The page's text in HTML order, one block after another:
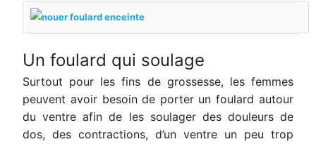
Un foulard qui soulage
Surtout pour les fins de grossesse, les femmes
peuvent avoir besoin de porter un foulard autour
du ventre afin de les soulager des douleurs de
dos, des contractions, d’un ventre un peu trop